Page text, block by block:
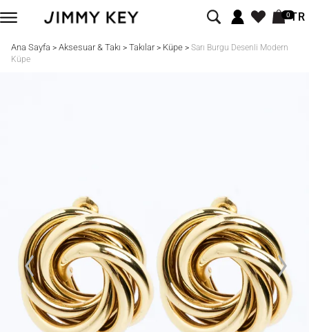
0TR
Ana Sayfa > Aksesuar & Takı > Takılar> Küpe> Sarı Burgu Desenli Modern
Küpe